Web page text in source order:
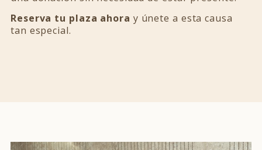
Reserva tu plaza ahora y únete a esta causa
tan especial.